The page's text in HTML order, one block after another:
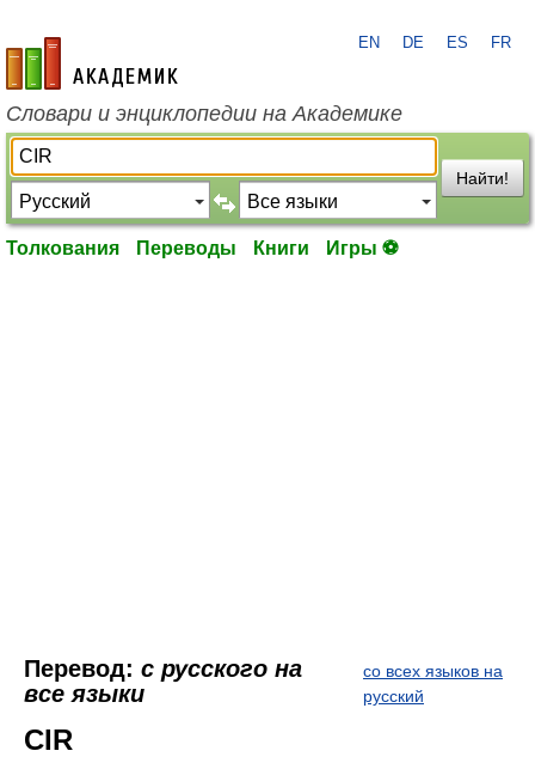
academic.ru
EN DE ES FR
Словари и энциклопедии на Академике
Найти!
Толкования Переводы Книги Игры ⚽
Перевод: с русского на
все языки
со всех языков на
русский
CIR